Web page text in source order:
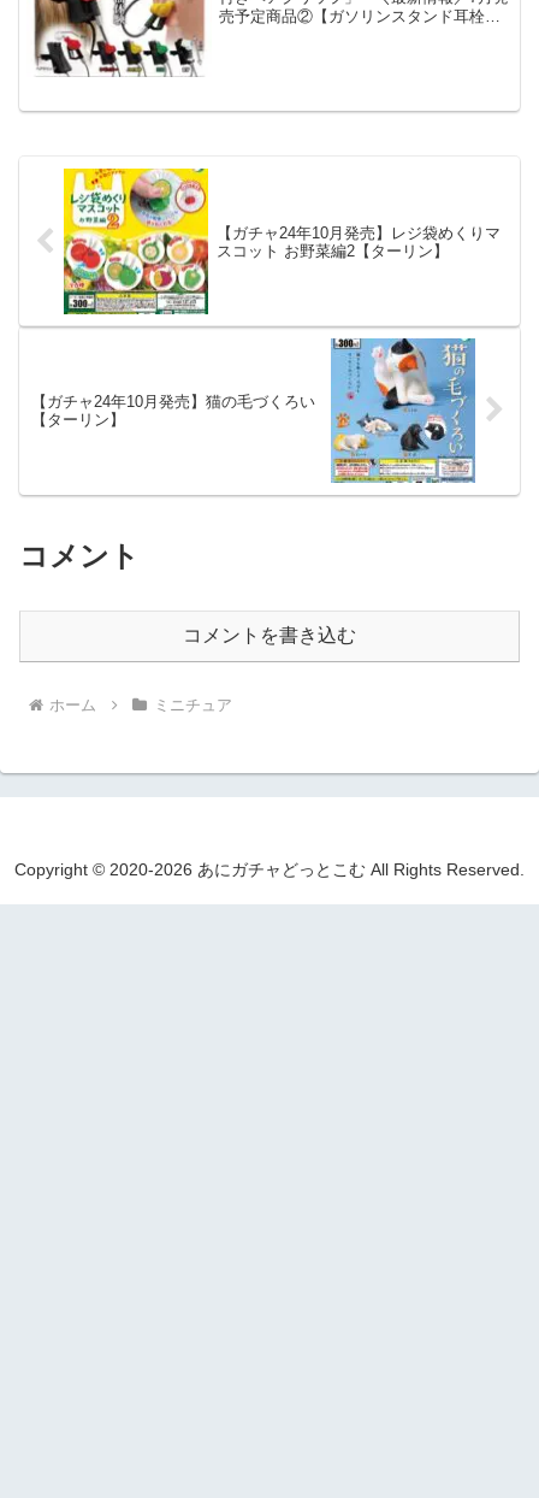
売予定商品②【ガソリンスタンド耳栓付
【ガチャ24年10月発売】レジ袋めくりマ
スコット お野菜編2【ターリン】
【ガチャ24年10月発売】猫の毛づくろい
【ターリン】
コメント
コメントを書き込む
ホーム ミニチュア
Copyright © 2020-2026 あにガチャどっとこむ All Rights Reserved.